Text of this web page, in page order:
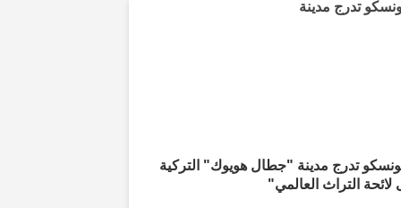
تدرج مدينة "جطال هويوك" التركية
لائحة التراث العالمي"